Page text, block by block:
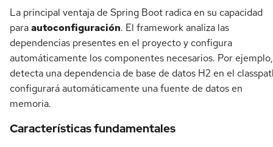
La principal ventaja de Spring Boot radica en su capacidad
paraautoconfiguración. El framework analiza las
dependencias presentes en el proyecto y configura
automáticamente los componentes necesarios. Por
detecta una dependencia de base de datos H2 en el
configurará automáticamente una fuente de datos en
memoria.
Características fundamentales